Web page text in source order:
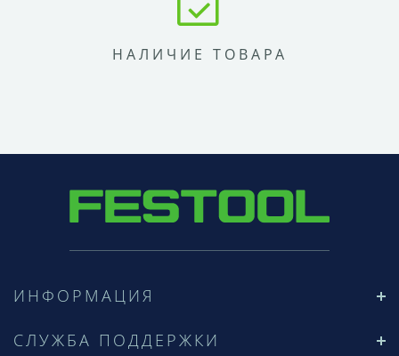
НАЛИЧИЕ ТОВАРА
ИНФОРМАЦИЯ
СЛУЖБА ПОДДЕРЖКИ